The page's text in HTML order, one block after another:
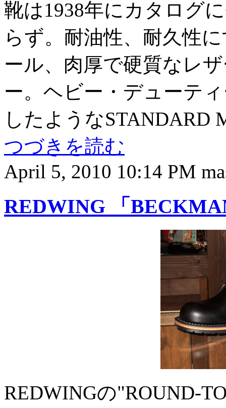
靴は1938年にカタログ
らず。耐油性、耐久性
ール、肉厚で硬質なレ
ー。ヘビー・デューテ
したようなSTANDARD
つづきを読む
April 5, 2010 10:14 PM
REDWING 「
REDWINGの"ROUND-